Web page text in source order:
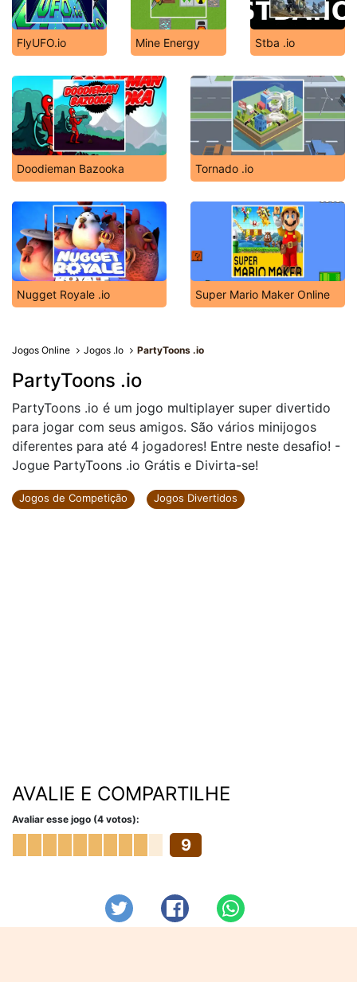
FlyUFO.io Mine Energy Stba .io
Doodieman Bazooka Tornado .io
Nugget Royale .io Super Mario Maker Online
Jogos Online Jogos .Io PartyToons .io
PartyToons .io
PartyToons .io é um jogo multiplayer super divertido
para jogar com seus amigos. São vários minijogos
diferentes para até 4 jogadores! Entre neste desafio! -
Jogue PartyToons .io Grátis e Divirta-se!
Jogos de Competição Jogos Divertidos
AVALIE E COMPARTILHE
Avaliar esse jogo (4 votos):
9